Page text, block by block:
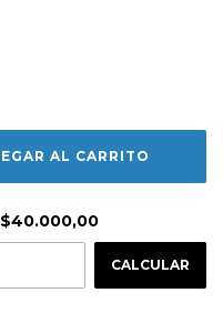
$40.000,00
CAMBIAR CP
$40.000,00
CALCULAR